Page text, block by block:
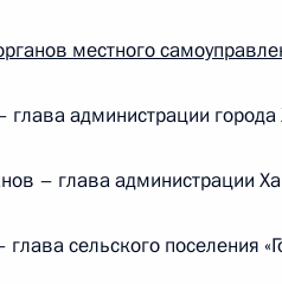
на рассмотрение Думы
губернатора
местного
администрации
– глава администрации
сельского поселения